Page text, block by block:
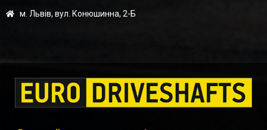
м. Львів, вул. Конюшинна, 2-Б